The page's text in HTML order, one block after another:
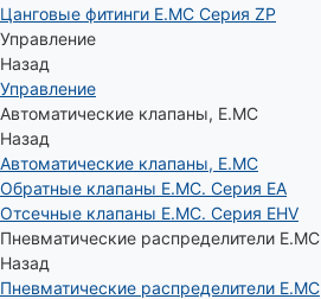
Цанговые фитинги E.MC Серия ZP
Управление
Назад
Управление
Автоматические клапаны, Е.МС
Назад
Автоматические клапаны, Е.МС
Обратные клапаны E.MC. Серия EA
Отсечные клапаны E.MC. Серия EHV
Пневматические распределители E.MC
Назад
Пневматические распределители E.MC